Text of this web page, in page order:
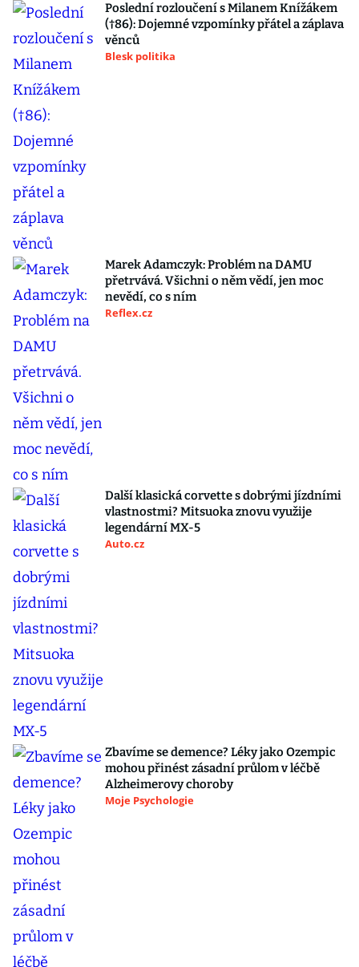
Poslední rozloučení s Milanem Knížákem
(†86): Dojemné vzpomínky přátel a záplava
věnců
Blesk politika
Marek Adamczyk: Problém na DAMU
přetrvává. Všichni o něm vědí, jen moc
nevědí, co s ním
Reflex.cz
Další klasická corvette s dobrými jízdními
vlastnostmi? Mitsuoka znovu využije
legendární MX-5
Auto.cz
Zbavíme se demence? Léky jako Ozempic
mohou přinést zásadní průlom v léčbě
Alzheimerovy choroby
Moje Psychologie